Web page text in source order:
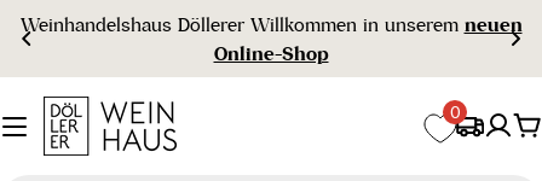
Zum
Inhalt
springen
Weinhandelshaus Döllerer Willkommen in unserem neuen
Online-Shop
0